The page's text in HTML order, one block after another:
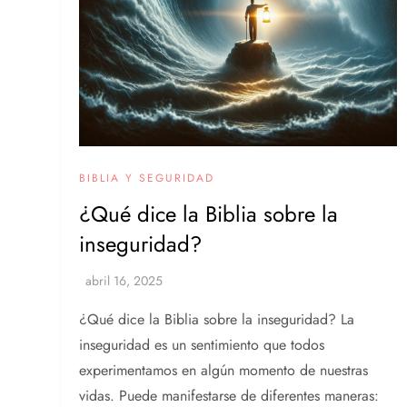
BIBLIA Y SEGURIDAD
¿Qué dice la Biblia sobre la
inseguridad?
¿Qué dice la Biblia sobre la inseguridad? La
inseguridad es un sentimiento que todos
experimentamos en algún momento de nuestras
vidas. Puede manifestarse de diferentes maneras: